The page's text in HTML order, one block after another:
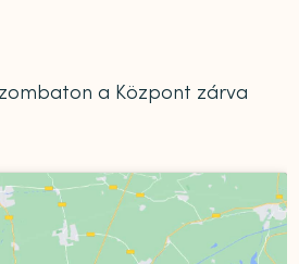
a Központ zárva